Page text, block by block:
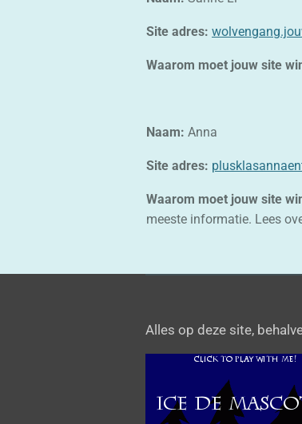
Site adres:
Waarom moet jouw site
Naam: Anna
Site adres:
Waarom moet jouw site
meeste informatie. Lees
Alles op deze site,